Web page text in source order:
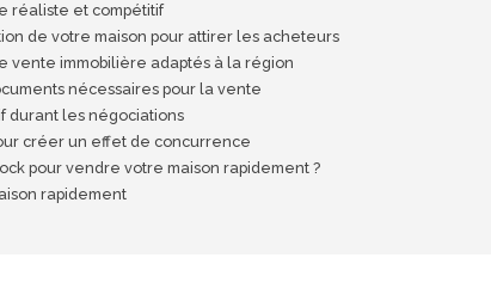
réaliste et compétitif
de votre maison pour attirer les acheteurs
vente immobilière adaptés à la région
nécessaires pour la vente
durant les négociations
créer un effet de concurrence
pour vendre votre maison rapidement ?
rapidement